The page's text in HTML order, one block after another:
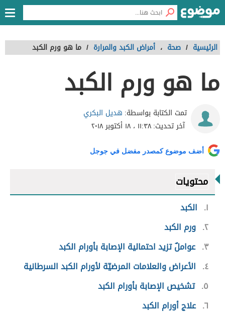
الرئيسية / صحة ، أمراض الكبد والمرارة / ما هو ورم الكبد
ما هو ورم الكبد
تمت الكتابة بواسطة: هديل البكري
آخر تحديث:١١:٣٨ ، ١٨ أكتوبر ٢٠١٨
أضف موضوع كمصدر مفضل في جوجل
محتويات
١
الكبد
٢ ورم الكبد
٣ عواملٌ تزيد احتمالية الإصابة بأورام الكبد
٤
الأعراض والعلامات المرضيّة لأورام الكبد السرطانية
٥ تشخيص الإصابة بأورام الكبد
٦ علاج أورام الكبد